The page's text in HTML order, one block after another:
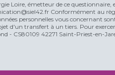
Loire, émetteur de ce
Conformément au
personnelles vous concernant
d'un transfert à un tiers. Pour
- CS80109 42271 Saint-Priest-en-